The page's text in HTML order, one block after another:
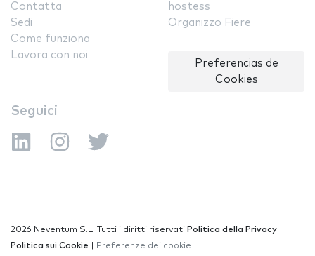
Contatta
Sedi
Come funziona
Lavora con noi
hostess
Organizzo Fiere
Preferencias de
Cookies
Seguici
2026 Neventum S.L. Tutti i diritti riservati Politica della Privacy
Politica sui Cookie
Preferenze dei cookie